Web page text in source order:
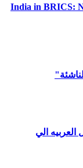
**"India in
العربيه الي